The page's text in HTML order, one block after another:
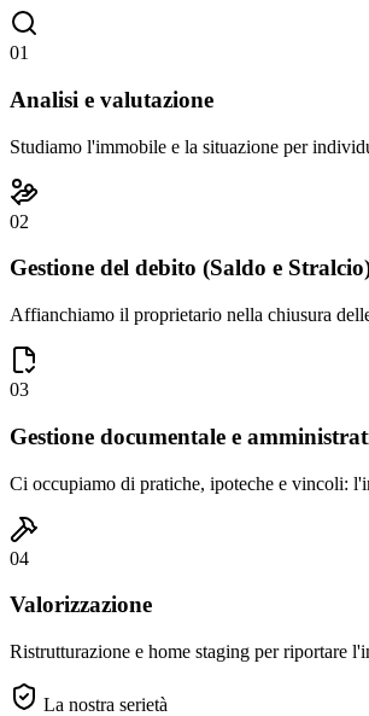
01
Analisi e valutazione
Studiamo l'immobile e la situazione per
02
Gestione del debito (Saldo e
Affianchiamo il proprietario nella chiusura
03
Gestione documentale e
Ci occupiamo di pratiche, ipoteche e vincoli:
04
Valorizzazione
Ristrutturazione e home staging per riportare
La nostra serietà